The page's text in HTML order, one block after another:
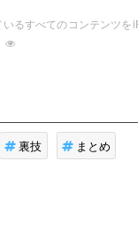
裏技 まとめ